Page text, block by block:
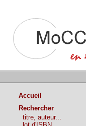
Accueil
Rechercher
titre, auteur...